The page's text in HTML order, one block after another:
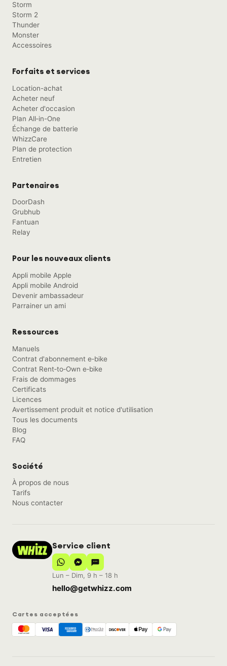
Storm
Storm 2
Thunder
Monster
Accessoires
Forfaits et services
Location-achat
Acheter neuf
Acheter d'occasion
Plan All‑in-One
Échange de batterie
WhizzCare
Plan de protection
Entretien
Partenaires
DoorDash
Grubhub
Fantuan
Relay
Pour les nouveaux clients
Appli mobile Apple
Appli mobile Android
Devenir ambassadeur
Parrainer un ami
Ressources
Manuels
Contrat d'abonnement e‑bike
Contrat Rent‑to‑Own e‑bike
Frais de dommages
Certificats
Licences
Avertissement produit et notice d'utilisation
Tous les documents
Blog
FAQ
Société
À propos de nous
Tarifs
Nous contacter
Service client
Lun – Dim, 9 h – 18 h
hello@getwhizz.com
Cartes acceptées